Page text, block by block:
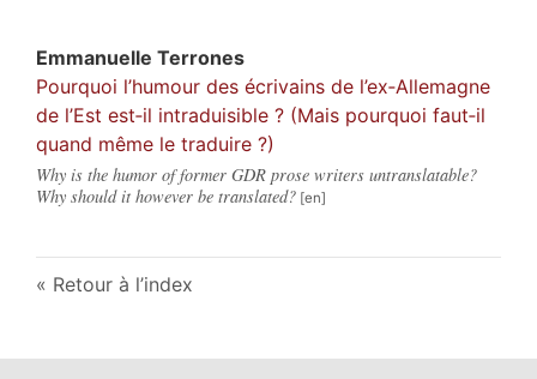
Emmanuelle Terrones
Pourquoi l’humour des écrivains de l’ex‑Allemagne
de l’Est est‑il intraduisible ? (Mais pourquoi faut‑il
quand même le traduire ?)
Why is the humor of former GDR prose writers untranslatable?
Why should it however be translated?
Retour à l’index